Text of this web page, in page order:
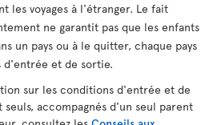
les voyages à l'étranger. Le fait
ne garantit pas que les enfants
un pays ou à le quitter, chaque pays
d'entrée et de sortie.
sur les conditions d'entrée et de
seuls, accompagnés d'un seul parent